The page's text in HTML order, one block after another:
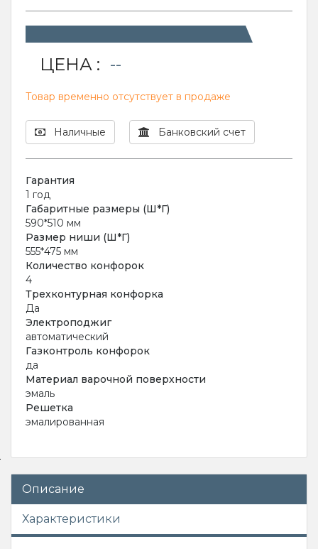
ЦЕНА : --
Товар временно отсутствует в продаже
Наличные Банковский счет
Гарантия
1 год
Габаритные размеры (Ш*Г)
590*510 мм
Размер ниши (Ш*Г)
555*475 мм
Количество конфорок
4
Трехконтурная конфорка
Да
Электроподжиг
автоматический
Газконтроль конфорок
да
Материал варочной поверхности
эмаль
Решетка
эмалированная
Описание
Характеристики